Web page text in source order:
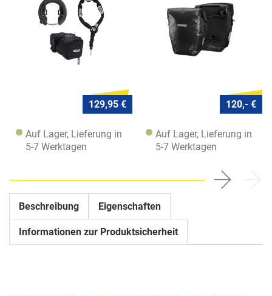
129,95 €
Auf Lager, Lieferung in
5-7 Werktagen
120,- €
Auf Lager, Lieferung in
5-7 Werktagen
Beschreibung Eigenschaften
Informationen zur Produktsicherheit